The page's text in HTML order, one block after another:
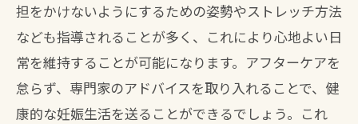
担をかけないようにするための姿勢やストレッチ方法
なども指導されることが多く、これにより心地よい日
常を維持することが可能になります。アフターケアを
怠らず、専門家のアドバイスを取り入れることで、健
康的な妊娠生活を送ることができるでしょう。これ